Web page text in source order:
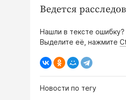
Ведется
Нашли в тексте ошибку?
Выделите её, нажмите
Новости по тегу